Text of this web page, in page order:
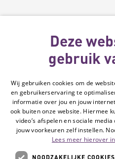
Deze
gebruik
Wij gebruiken cookies om de
en gebruikerservaring te
informatie over jou en jouw
ook buiten onze website. Hiermee
video’s afspelen en sociale
jouw voorkeuren zelf instellen.
Lees meer hierover
NOODZAKELIJKE COOKIES